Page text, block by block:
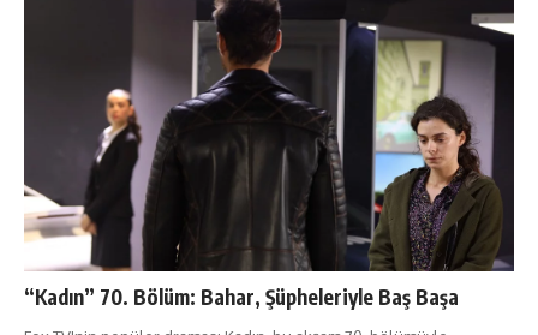
“Kadın” 70. Bölüm: Bahar, Şüpheleriyle Baş Başa